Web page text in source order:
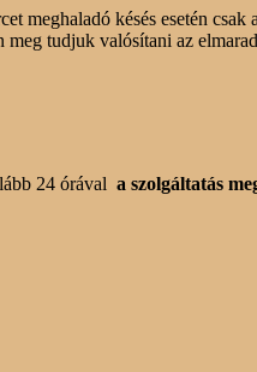
meghaladó késés esetén
tudjuk valósítani az
24 órával a szolgáltatás